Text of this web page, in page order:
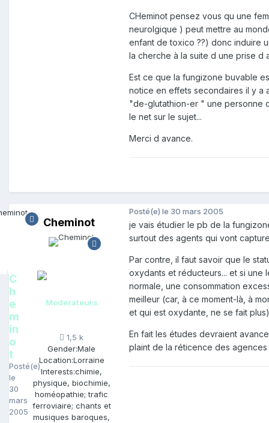
CHeminot pensez vous qu une
neurolgique ) peut mettre au
enfant de toxico ??) donc induire
la cherche à la suite d une prise d
Est ce que la fungizone buvable
notice en effets secondaires il y a
"de-glutathion-er " une personne
le net sur le sujet...
Merci d avance.
C
h
e
m
in
o
t
Posté(e)
le
30
mars
2005
Cheminot
Modérateurs
1,5 k
Gender:Male
Location:Lorraine
Interests:chimie,
physique, biochimie,
homéopathie; trafic
ferroviaire; chants et
musiques baroques,
Posté(e) le 30 mars 2005
je vais étudier le pb de la
surtout des agents qui vont
Par contre, il faut savoir que le
oxydants et réducteurs... et si
normale, une consommation
meilleur (car, à ce moment-là, à
et qui est oxydante, ne se fait
En fait les études devraient
plaint de la réticence des